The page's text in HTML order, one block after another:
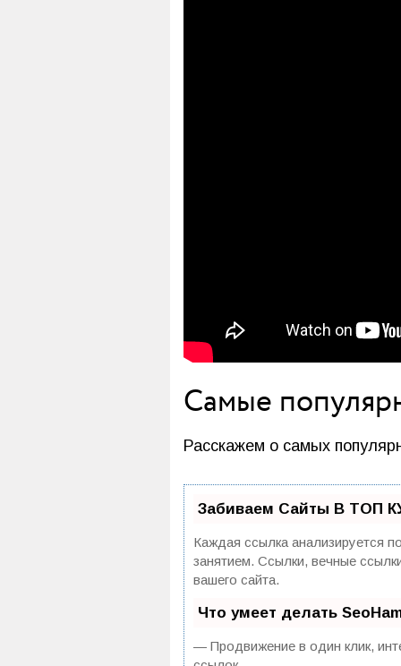
Самые
Расскажем о самых
Забиваем Сайты В ТОП
Каждая ссылка анализируется
занятием. Ссылки, вечные
вашего сайта.
Что умеет делать
— Продвижение в один клик,